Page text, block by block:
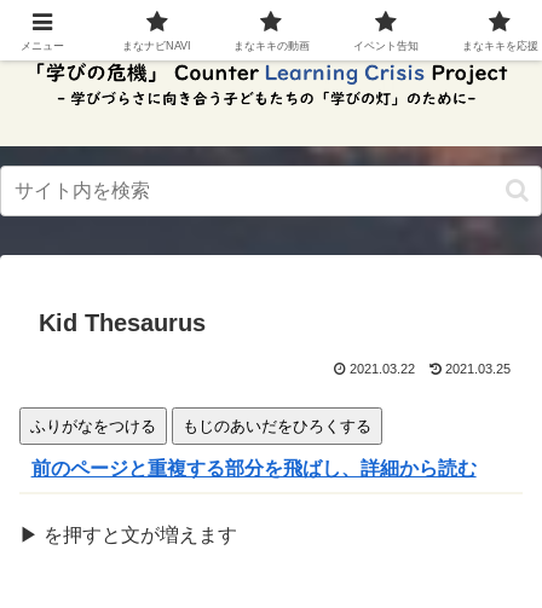
スク
リー
ンリ
ド。
この
ボタ
ンを
と、
ダー
の読
み上
にで
Kid Thesaurus
2021.03.22 2021.03.25
ふりがなをつける もじのあいだをひろくする
前のページと重複する部分を飛ばし、詳細から読む
▶ を押すと文が増 えます
メニュー まなナビNAVI まなキキの動画 イベント告知 まなキキを応援